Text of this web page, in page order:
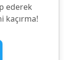
ederek
kaçırma!